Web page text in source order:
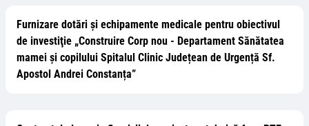
Furnizare dotări și echipamente medicale pentru obiectivul
de investiţie „Construire Corp nou - Departament Sănătatea
mamei și copilului Spitalul Clinic Județean de Urgență Sf.
Apostol Andrei Constanța”